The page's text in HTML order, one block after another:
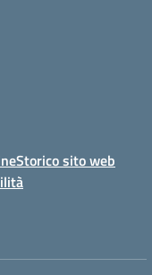
Storico sito web